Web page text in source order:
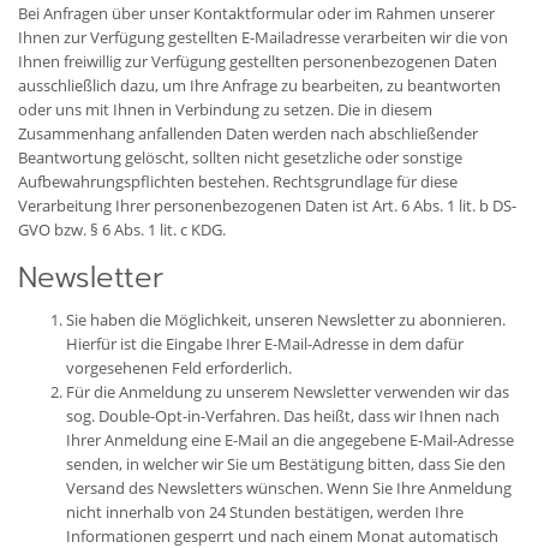
Bei Anfragen über unser Kontaktformular oder im Rahmen unserer
Ihnen zur Verfügung gestellten E-Mailadresse verarbeiten wir die von
Ihnen freiwillig zur Verfügung gestellten personenbezogenen Daten
ausschließlich dazu, um Ihre Anfrage zu bearbeiten, zu beantworten
oder uns mit Ihnen in Verbindung zu setzen. Die in diesem
Zusammenhang anfallenden Daten werden nach abschließender
Beantwortung gelöscht, sollten nicht gesetzliche oder sonstige
Aufbewahrungspflichten bestehen. Rechtsgrundlage für diese
Verarbeitung Ihrer personenbezogenen Daten ist Art. 6 Abs. 1 lit. b DS-
GVO bzw. § 6 Abs. 1 lit. c KDG.
Newsletter
Sie haben die Möglichkeit, unseren Newsletter zu abonnieren.
Hierfür ist die Eingabe Ihrer E-Mail-Adresse in dem dafür
vorgesehenen Feld erforderlich.
Für die Anmeldung zu unserem Newsletter verwenden wir das
sog. Double-Opt-in-Verfahren. Das heißt, dass wir Ihnen nach
Ihrer Anmeldung eine E-Mail an die angegebene E-Mail-Adresse
senden, in welcher wir Sie um Bestätigung bitten, dass Sie den
Versand des Newsletters wünschen. Wenn Sie Ihre Anmeldung
nicht innerhalb von 24 Stunden bestätigen, werden Ihre
Informationen gesperrt und nach einem Monat automatisch